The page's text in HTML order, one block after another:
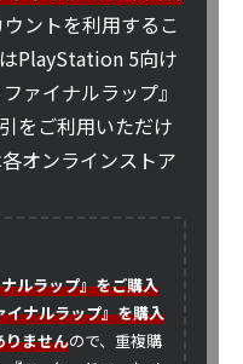
ントを利用するこ
PlayStation 5向け
ァイナルラップ』
をご利用いただけ
オンラインストア
ルラップ』をご購入
イナルラップ』を購入
りませんので、重複購